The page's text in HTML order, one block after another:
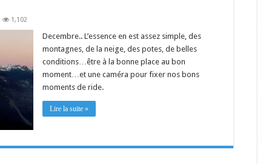
1,102
Decembre.. L’essence en est assez simple, des
montagnes, de la neige, des potes, de belles
conditions…être à la bonne place au bon
moment…et une caméra pour fixer nos bons
moments de ride.
Lire la suite »